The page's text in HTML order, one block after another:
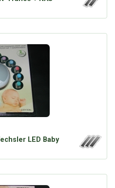
LED Baby